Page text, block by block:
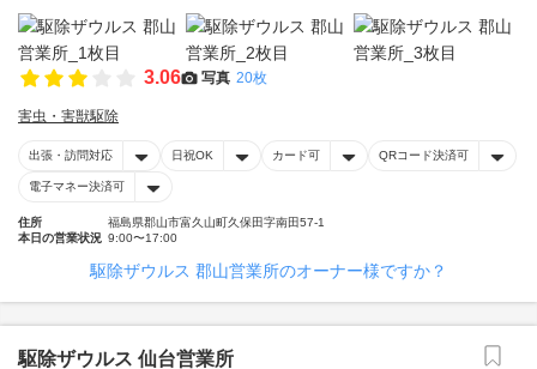
3.06 写真 20枚
害虫・害獣駆除
出張・訪問対応 日祝OK カード可 QRコード決済可
電子マネー決済可
住所
福島県郡山市富久山町久保田字南田57-1
本日の営業状況 9:00〜17:00
駆除ザウルス 郡山営業所のオーナー様ですか？
駆除ザウルス 仙台営業所